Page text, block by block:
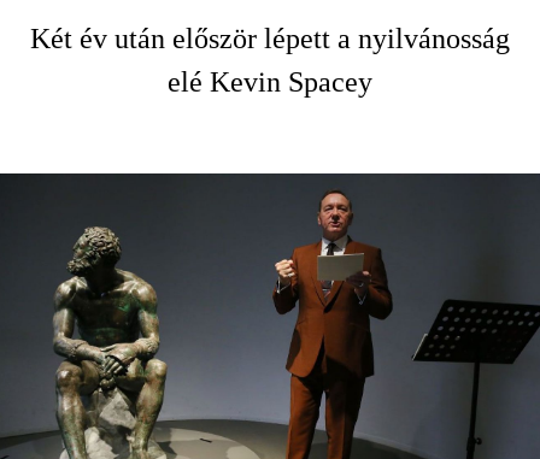
Két év után először lépett a nyilvánosság
elé Kevin Spacey